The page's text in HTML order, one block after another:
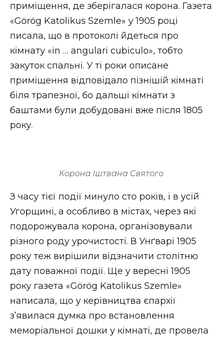
приміщення, де зберігалася корона. Газета
«Görög Katolikus Szemle» у 1905 році
писала, що в протоколі йдеться про
кімнату «in … angulari cubiculo», тобто
закуток спальні. У ті роки описане
приміщення відповідало пізнішій кімнаті
біля трапезної, бо дальші кімнати з
баштами були добудовані вже після 1805
року.
Корона Іштвана Святого
З часу тієї події минуло сто років, і в усій
Угорщині, а особливо в містах, через які
подорожувала корона, організовували
різного роду урочистості. В Унґварі 1905
року теж вирішили відзначити столітню
дату поважної події. Ще у вересні 1905
року газета «Görög Katolikus Szemle»
написала, що у керівництва єпархії
з’явилася думка про встановлення
меморіальної дошки у кімнаті, де провела